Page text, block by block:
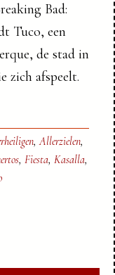
Bad:
Tuco, een
de stad in
zich afspeelt.
,Allerzielen,
,Fiesta,Kasalla,